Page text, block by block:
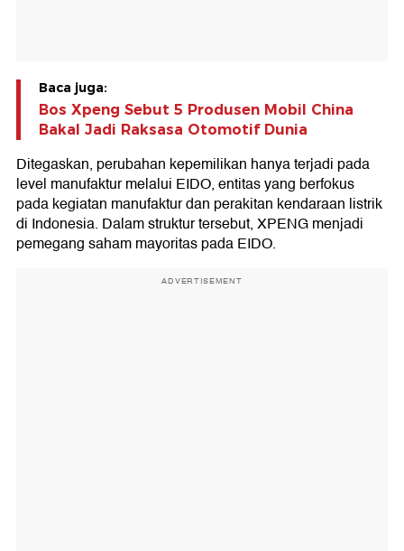
Baca juga:
Bos Xpeng Sebut 5 Produsen Mobil China
Bakal Jadi Raksasa Otomotif Dunia
Ditegaskan, perubahan kepemilikan hanya terjadi pada
level manufaktur melalui EIDO, entitas yang berfokus
pada kegiatan manufaktur dan perakitan kendaraan listrik
di Indonesia. Dalam struktur tersebut, XPENG menjadi
pemegang saham mayoritas pada EIDO.
ADVERTISEMENT